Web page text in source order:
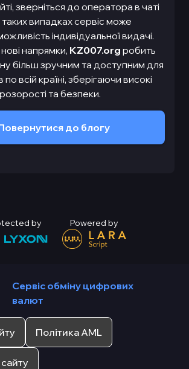
зверніться до оператора в чаті
випадках сервіс може
індивідуальної видачі.
напрямки, KZ007.org робить
більш зручним та доступним для
по всій країні, зберігаючи високі
та безпеки.
до блогу
by Powered by
Сервіс обміну цифрових
валют
Політика AML